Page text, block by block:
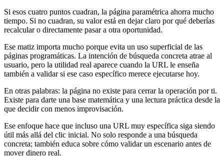
Si esos cuatro puntos cuadran, la página paramétrica ahorra mucho
tiempo. Si no cuadran, su valor está en dejar claro por qué deberías
recalcular o directamente pasar a otra oportunidad.
Ese matiz importa mucho porque evita un uso superficial de las
páginas programáticas. La intención de búsqueda concreta atrae al
usuario, pero la utilidad real aparece cuando la URL le enseña
también a validar si ese caso específico merece ejecutarse hoy.
En otras palabras: la página no existe para cerrar la operación por ti.
Existe para darte una base matemática y una lectura práctica desde la
que decidir con menos improvisación.
Ese enfoque hace que incluso una URL muy específica siga siendo
útil más allá del clic inicial. No solo responde a una búsqueda
concreta; también educa sobre cómo validar un escenario antes de
mover dinero real.